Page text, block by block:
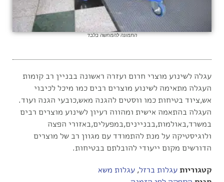
התמונה להמחשה בלבד
עגלה לשינוע מוצרי חרום ועזרה ראשונה בבניין רב קומות
העגלה מתאימה לשינוע מוצרים רבים כמו מיכל לכיבוי
אש,ציוד בטיחות כמו ווסטים להגנה מאש,כובעי הגנה ועוד.
העגלה בהתאמה אישית ומהווה רעיון לשינוע מוצרים רבים
במשרד,באולמות,בבניינים,במפעלים,באזורי הפצה
ולוגיסטיקה על מנת להתמודד עם מגוון רב של מוצרים
הדורשים מקום ייעודי להובלתם בבטיחות.
קטגוריות עגלות ברזל, עגלות משא